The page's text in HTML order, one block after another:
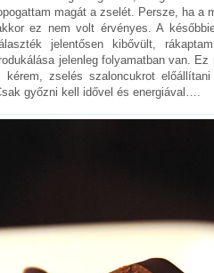
magát a zselét. Persze, ha a
ez nem volt érvényes. A
jelentősen kibővült,
jelenleg folyamatban van.
zselés szaloncukrot
győzni kell idővel és energiával….